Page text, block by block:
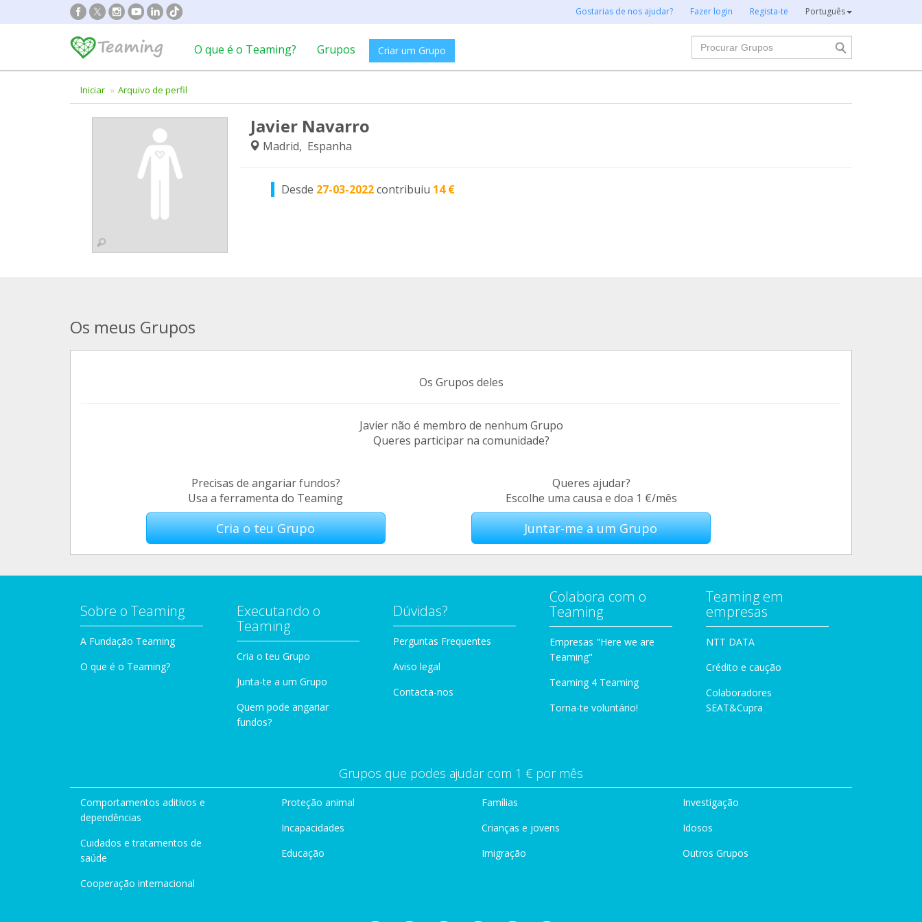
Gostarias de nos ajudar? Fazer login Regista-te Português
O que é o Teaming? Grupos Criar um Grupo
Procurar
Iniciar Arquivo de perfil
Javier Navarro
Madrid, Espanha
Desde 27-03-2022 contribuiu 14 €
Os meus Grupos
Os Grupos deles
Javier não é membro de nenhum Grupo
Queres participar na comunidade?
Precisas de angariar fundos?
Usa a ferramenta do Teaming
Cria o teu Grupo
Queres ajudar?
Escolhe uma causa e doa 1 €/mês
Juntar-me a um Grupo
Sobre o Teaming
A Fundação Teaming
O que é o Teaming?
Executando o
Teaming
Cria o teu Grupo
Junta-te a um Grupo
Quem pode angariar
fundos?
Dúvidas?
Perguntas Frequentes
Aviso legal
Contacta-nos
Colabora com o
Teaming
Empresas "Here we are
Teaming"
Teaming 4 Teaming
Torna-te voluntário!
Teaming em
empresas
NTT DATA
Crédito e caução
Colaboradores
SEAT&Cupra
Grupos que podes ajudar com 1 € por mês
Comportamentos aditivos e
dependências
Cuidados e tratamentos de
saúde
Cooperação internacional
Proteção animal
Incapacidades
Educação
Famílias
Crianças e jovens
Imigração
Investigação
Idosos
Outros Grupos